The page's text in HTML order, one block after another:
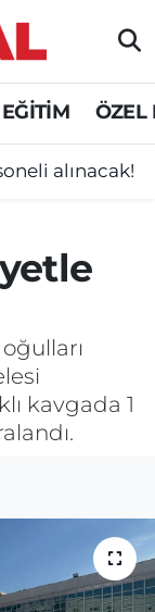
EĞİTİM ÖZEL
alınacak!
kavgada 1